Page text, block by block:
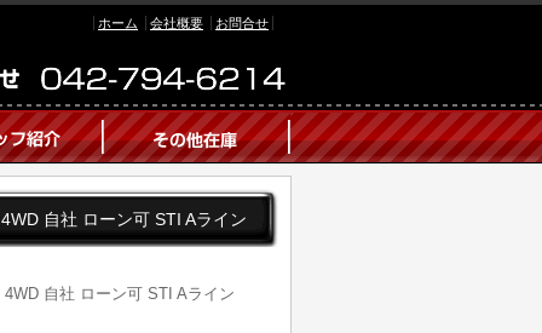
ホーム 会社概要 お問合せ
自社 ローン可 STI Aライン
自社 ローン可 STI Aライン